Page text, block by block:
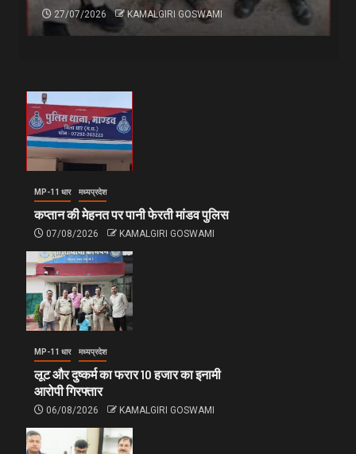
27/07/2026 KAMALGIRI GOSWAMI
MP-11 धार मध्यप्रदेश
कप्तान की मेहनत पर पानी फेरती मांडव पुलिस
07/08/2026 KAMALGIRI GOSWAMI
MP-11 धार मध्यप्रदेश
लूट और दुष्कर्म का फरार 10 हजार का इनामी
आरोपी गिरफ्तार
06/08/2026 KAMALGIRI GOSWAMI